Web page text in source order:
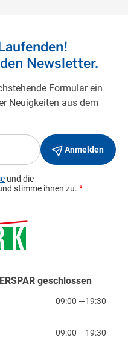
geschlossen
09:00 —19:30
09:00 —19:30